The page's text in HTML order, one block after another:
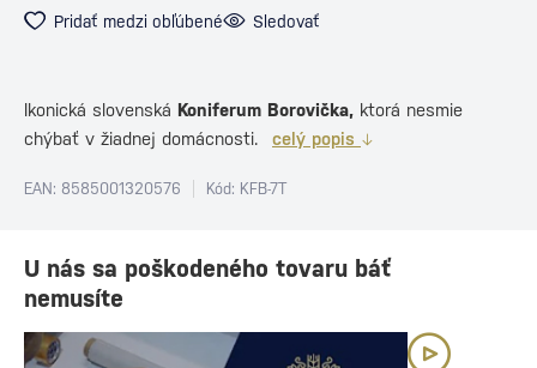
Pridať medzi obľúbené Sledovať
Ikonická slovenská Koniferum Borovička, ktorá nesmie
chýbať v žiadnej domácnosti.
celý popis
EAN: 8585001320576 Kód: KFB-7T
U nás sa poškodeného tovaru báť
nemusíte